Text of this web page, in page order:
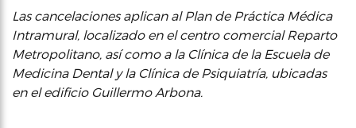
Las cancelaciones aplican al Plan de Práctica Médica
Intramural, localizado en el centro comercial Reparto
Metropolitano, así como a la Clínica de la Escuela de
Medicina Dental y la Clínica de Psiquiatría, ubicadas
en el edificio Guillermo Arbona.